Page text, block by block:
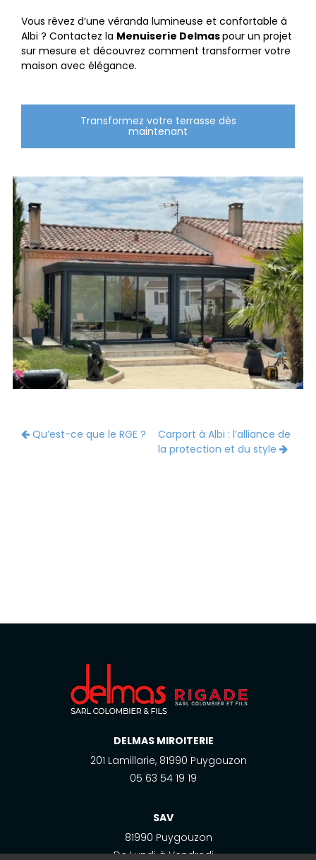
Vous rêvez d’une véranda lumineuse et confortable à
Albi ? Contactez la Menuiserie Delmaspour un projet
sur mesure et découvrez comment transformer votre
maison avec élégance.
Transformez votre terrasse dès
maintenant
Qu’est-ce que le RGE ?
Carport à Albi : l’alliance de
la protection et du style
DELMAS MIROITERIE
201 Lamillarie, 81990 Puygouzon
05 63 54 19 19
SAV
81990 Puygouzon
De Lundi à Vendredi